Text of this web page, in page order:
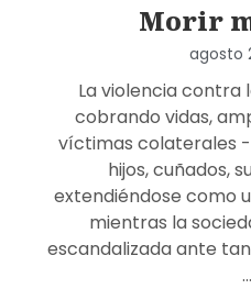
Morir
agosto
La violencia contra
cobrando vidas,
víctimas colaterales -
hijos, cuñados,
extendiéndose como
mientras la
escandalizada ante
…